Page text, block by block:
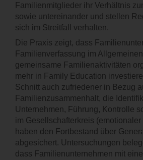
Familienmitglieder ihr Verhältnis
sowie untereinander und stellen
sich im Streitfall verhalten.
Die Praxis zeigt, dass
Familienverfassung im
gemeinsame Familienaktivitäten
mehr in Family Education
Schnitt auch zufriedener in Bezug
Familienzusammenhalt, die
Unternehmen, Führung, Kontrolle
im Gesellschafterkreis (emotionaler
haben den Fortbestand über
abgesichert. Untersuchungen
dass Familienunternehmen mit